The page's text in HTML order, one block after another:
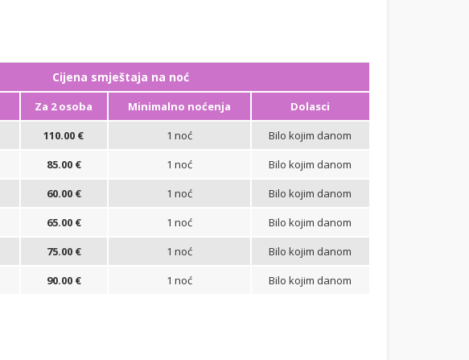
Cijena smještaja na noć
Za 2 osoba Minimalno noćenja
Dolasci
110.00 € 1 noć
Bilo kojim danom
85.00 € 1 noć
Bilo kojim danom
60.00 € 1 noć
Bilo kojim danom
65.00 € 1 noć
Bilo kojim danom
75.00 € 1 noć
Bilo kojim danom
90.00 € 1 noć Bilo kojim danom